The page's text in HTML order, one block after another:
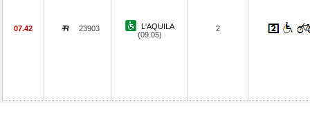
07.42 23903
L'AQUILA
(09.05)
2